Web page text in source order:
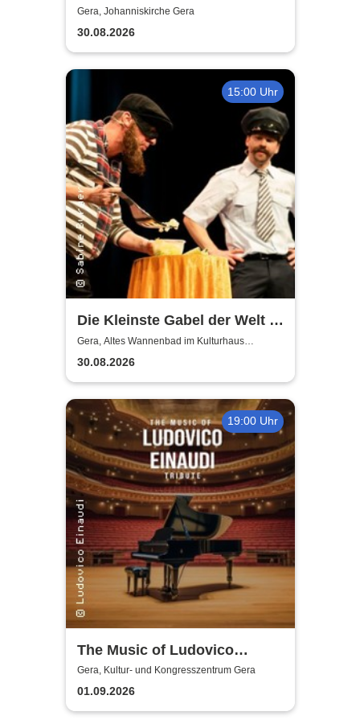
Session Gera
Gera, Johanniskirche Gera
30.08.2026
15:00 Uhr
Die Kleinste Gabel der Welt |
Altes Wannenbad im
Kulturhaus Häselburg
Gera, Altes Wannenbad im Kulturhaus
Häselburg Gera
30.08.2026
19:00 Uhr
The Music of Ludovico
Einaudi: Tribute-
Klavierkonzert - Ludovico
Einaudi Tribute bei
Gera, Kultur- und Kongresszentrum Gera
01.09.2026